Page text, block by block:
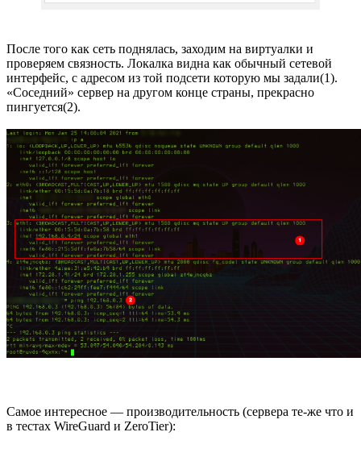
После того как сеть поднялась, заходим на виртуалки и
проверяем связность. Локалка видна как обычный сетевой
интерфейс, с адресом из той подсети которую мы задали(1).
«Соседний» сервер на другом конце страны, прекрасно
пингуется(2).
Самое интересное — производительность (сервера те-же что и
в тестах WireGuard и ZeroTier):